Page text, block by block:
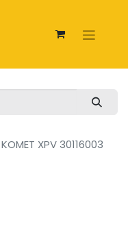
XPV 30116003